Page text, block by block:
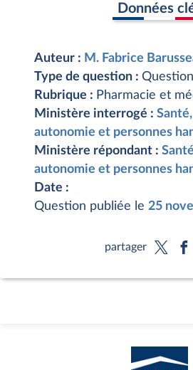
Données
Auteur : M. Fabrice
Type de question :
Rubrique : Pharmacie et
Ministère interrogé :
autonomie et personnes
Ministère répondant :
autonomie et personnes
Date :
Question publiée le 25
partager